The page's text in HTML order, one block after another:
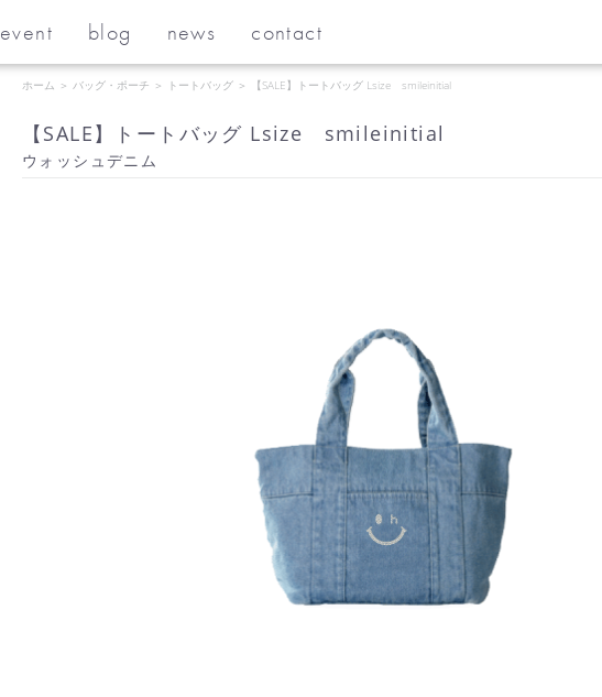
event blog news contact
ホーム ＞ バッグ・ポーチ ＞ トートバッグ ＞ 【SALE】トートバッグ Lsize smileinitial
【SALE】トートバッグ Lsize smileinitial
ウォッシュデニム